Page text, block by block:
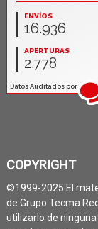
COPYRIGHT
©1999-2025 El
de Grupo Tecma
utilizarlo de